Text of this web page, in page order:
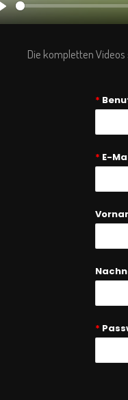
Play
Die kompletten
*
* E-
*